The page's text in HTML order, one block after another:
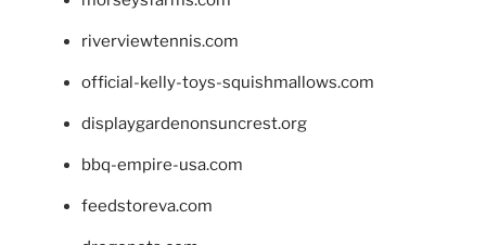
riverviewtennis.com
official-kelly-toys-squishmallows.com
displaygardenonsuncrest.org
bbq-empire-usa.com
feedstoreva.com